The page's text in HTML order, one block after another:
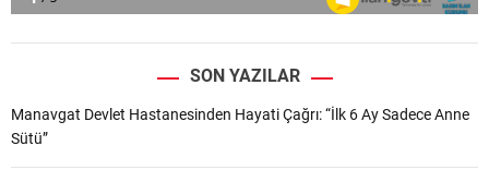
SON YAZILAR
Manavgat Devlet Hastanesinden Hayati Çağrı: “İlk 6 Ay Sadece Anne
Sütü”